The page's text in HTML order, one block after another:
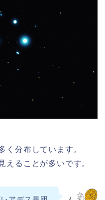
く分布しています。
えることが多いです。